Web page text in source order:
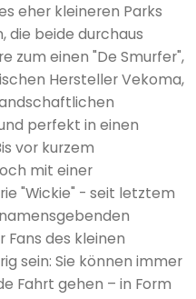
eher kleineren Parks
die beide durchaus
zum einen "De Smurfer",
Hersteller Vekoma,
perfekt in einen
vor kurzem
mit einer
"Wickie" - seit letztem
Fans des kleinen
sein: Sie können immer
Fahrt gehen – in Form